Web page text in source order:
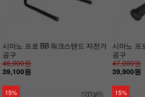
시마노 프로 BB 워크스탠드 자전거
공구
46,000원
39,100원
시마노 프
공구
47,000원
39,900원
15% 15%